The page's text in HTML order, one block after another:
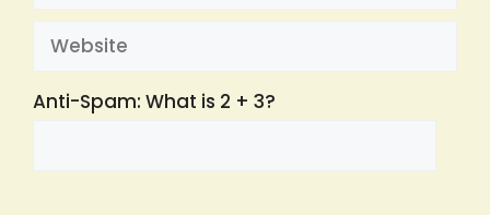
Website
Anti-Spam: What is 2 + 3?